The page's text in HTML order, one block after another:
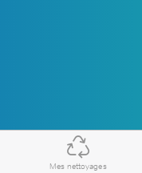
Mes nettoyages